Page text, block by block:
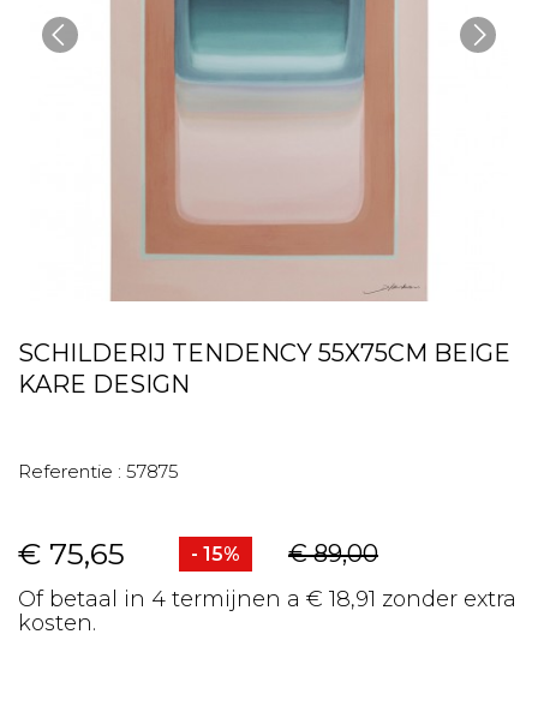
SCHILDERIJ TENDENCY 55X75CM BEIGE
KARE DESIGN
Referentie : 57875
€ 75,65 - 15% € 89,00
Of betaal in 4 termijnen a € 18,91 zonder extra
kosten.